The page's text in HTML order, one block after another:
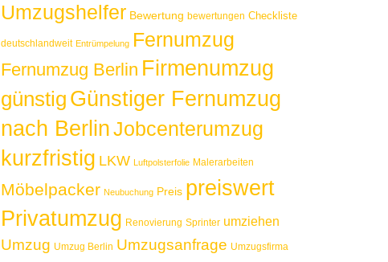
Umzugshelfer Bewertung bewertungen Checkliste
deutschlandweit Entrümpelung Fernumzug
Fernumzug Berlin Firmenumzug
günstig Günstiger Fernumzug
nach BerlinJobcenterumzug
kurzfristig LKW Luftpolsterfolie Malerarbeiten
Möbelpacker Neubuchung Preis preiswert
Privatumzug Renovierung Sprinter umziehen
Umzug Umzug Berlin Umzugsanfrage Umzugsfirma